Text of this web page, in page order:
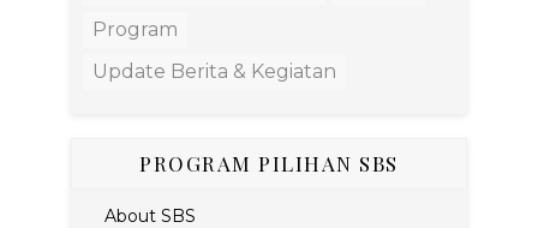
Program
Update Berita & Kegiatan
PROGRAM PILIHAN SBS
About SBS